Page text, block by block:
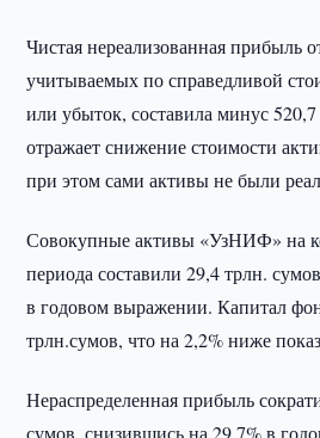
Чистая нереализованная прибыль
учитываемых по справедливой
или убыток, составила минус
отражает снижение стоимости
при этом сами активы не были
Совокупные активы «УзНИФ» на
периода составили 29,4 трлн.
в годовом выражении. Капитал
трлн.сумов, что на 2,2% ниже
Нераспределенная прибыль
сумов, снизившись на 29,7% в